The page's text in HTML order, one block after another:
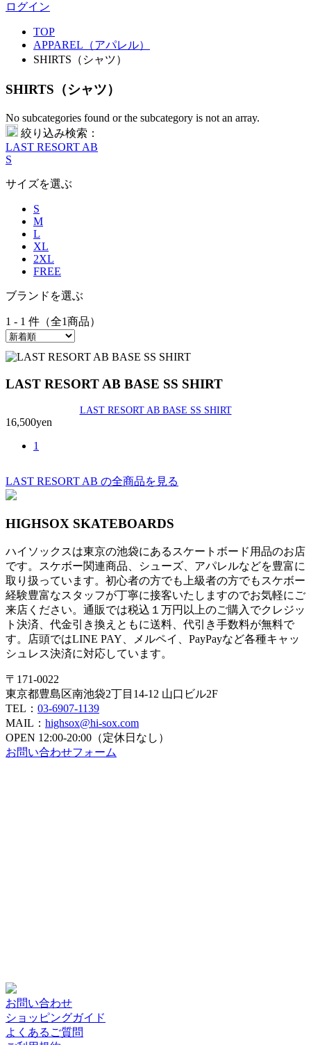
ログイン
TOP
APPAREL（アパレル）
SHIRTS（シャツ）
SHIRTS（シャツ）
No subcategories found or the subcategory is not an array.
絞り込み検索：
LAST RESORT AB
S
サイズを選ぶ
S
M
L
XL
2XL
FREE
ブランドを選ぶ
1 - 1 件（全1商品）
LAST RESORT AB BASE SS SHIRT
LAST RESORT AB BASE SS SHIRT
16,500yen
1
LAST RESORT AB の全商品を見る
HIGHSOX SKATEBOARDS
ハイソックスは東京の池袋にあるスケートボード用品のお店
です。スケボー関連商品、シューズ、アパレルなどを豊富に
取り扱っています。初心者の方でも上級者の方でもスケボー
経験豊富なスタッフが丁寧に接客いたしますのでお気軽にご
来店ください。通販では税込１万円以上のご購入でクレジッ
ト決済、代金引き換えともに送料、代引き手数料が無料で
す。店頭ではLINE PAY、メルペイ、PayPayなど各種キャッ
シュレス決済に対応しています。
〒171-0022
東京都豊島区南池袋2丁目14-12 山口ビル2F
TEL： 03-6907-1139
MAIL： highsox@hi-sox.com
OPEN 12:00-20:00（定休日なし）
お問い合わせフォーム
お問い合わせ
ショッピングガイド
よくあるご質問